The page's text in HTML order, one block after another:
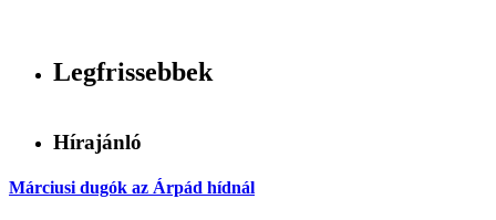
Legfrissebbek
Hírajánló
Márciusi dugók az Árpád hídnál